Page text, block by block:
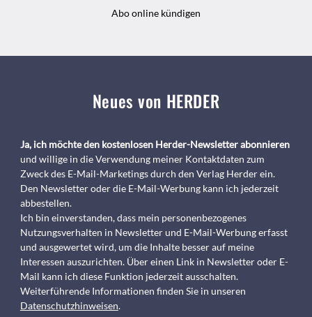
Abo online kündigen
Neues von HERDER
Ja, ich möchte den kostenlosen Herder-Newsletter abonnieren
und willige in die Verwendung meiner Kontaktdaten zum
Zweck des E-Mail-Marketings durch den Verlag Herder ein.
Den Newsletter oder die E-Mail-Werbung kann ich jederzeit
abbestellen.
Ich bin einverstanden, dass mein personenbezogenes
Nutzungsverhalten in Newsletter und E-Mail-Werbung erfasst
und ausgewertet wird, um die Inhalte besser auf meine
Interessen auszurichten. Über einen Link in Newsletter oder E-
Mail kann ich diese Funktion jederzeit ausschalten.
Weiterführende Informationen finden Sie in unseren
Datenschutzhinweisen.